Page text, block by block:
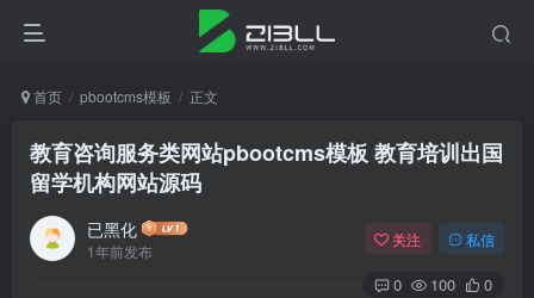
首页 pbootcms模板 正文
教育咨询服务类网站pbootcms模板 教育培训出国
留学机构网站源码
已黑化
1年前发布
关注 私信
0 100 0